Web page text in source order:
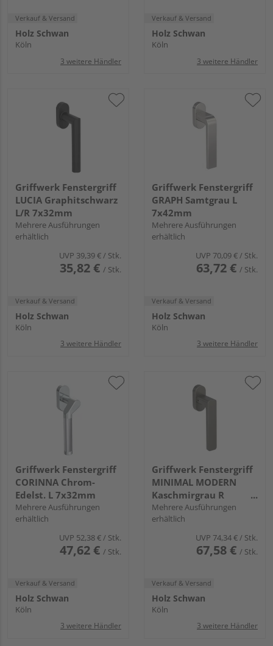
Verkauf & Versand
Holz Schwan
Köln
3 weitere Händler
Verkauf & Versand
Holz Schwan
Köln
3 weitere Händler
Griffwerk Fenstergriff
LUCIA Graphitschwarz
L/R 7x32mm
Mehrere Ausführungen
erhältlich
UVP 39,39 € / Stk.
35,82 € / Stk.
Verkauf & Versand
Holz Schwan
Köln
3 weitere Händler
Griffwerk Fenstergriff
GRAPH Samtgrau L
7x42mm
Mehrere Ausführungen
erhältlich
UVP 70,09 € / Stk.
63,72 € / Stk.
Verkauf & Versand
Holz Schwan
Köln
3 weitere Händler
Griffwerk Fenstergriff
CORINNA Chrom-
Edelst. L 7x32mm
Mehrere Ausführungen
erhältlich
UVP 52,38 €/ Stk.
47,62 € / Stk.
Verkauf & Versand
Holz Schwan
Köln
3 weitere Händler
Griffwerk Fenstergriff
MINIMAL MODERN
Kaschmirgrau R
7x42mm
Mehrere Ausführungen
erhältlich
UVP 74,34 €/ Stk.
67,58 € / Stk.
Verkauf & Versand
Holz Schwan
Köln
3 weitere Händler